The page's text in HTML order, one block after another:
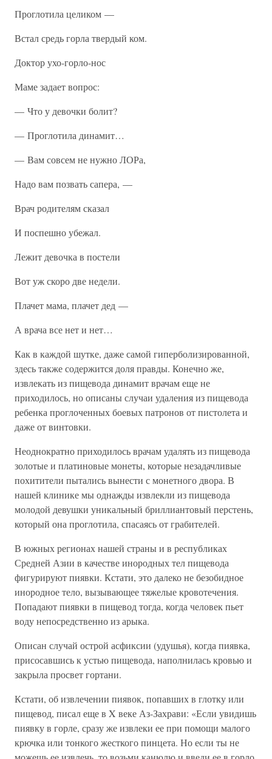
Проглотила целиком —
Встал средь горла твердый ком.
Доктор ухо-горло-нос
Маме задает вопрос:
— Что у девочки болит?
— Проглотила динамит…
— Вам совсем не нужно ЛОРа,
Надо вам позвать сапера, —
Врач родителям сказал
И поспешно убежал.
Лежит девочка в постели
Вот уж скоро две недели.
Плачет мама, плачет дед —
А врача все нет и нет…
Как в каждой шутке, даже самой гиперболизированной,
здесь также содержится доля правды. Конечно же,
извлекать из пищевода динамит врачам еще не
приходилось, но описаны случаи удаления из пищевода
ребенка проглоченных боевых патронов от пистолета и
даже от винтовки.
Неоднократно приходилось врачам удалять из пищевода
золотые и платиновые монеты, которые незадачливые
похитители пытались вынести с монетного двора. В
нашей клинике мы однажды извлекли из пищевода
молодой девушки уникальный бриллиантовый перстень,
который она проглотила, спасаясь от грабителей.
В южных регионах нашей страны и в республиках
Средней Азии в качестве инородных тел пищевода
фигурируют пиявки. Кстати, это далеко не безобидное
инородное тело, вызывающее тяжелые кровотечения.
Попадают пиявки в пищевод тогда, когда человек пьет
воду непосредственно из арыка.
Описан случай острой асфиксии (удушья), когда пиявка,
присосавшись к устью пищевода, наполнилась кровью и
закрыла просвет гортани.
Кстати, об извлечении пиявок, попавших в глотку или
пищевод, писал еще в X веке Аз-Захрави: «Если увидишь
пиявку в горле, сразу же извлеки ее при помощи малого
крючка или тонкого жесткого пинцета. Но если ты не